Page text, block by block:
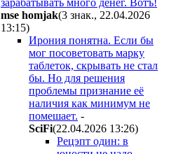
mse homjak(3 знак., 22.04.2026
13:15)
Ирония понятна. Если бы
мог посоветовать марку
таблеток, скрывать не стал
бы. Но для решения
проблемы признание её
наличия как минимум не
помешает. -
SciFi(22.04.2026 13:26)
Рецэпт один: в